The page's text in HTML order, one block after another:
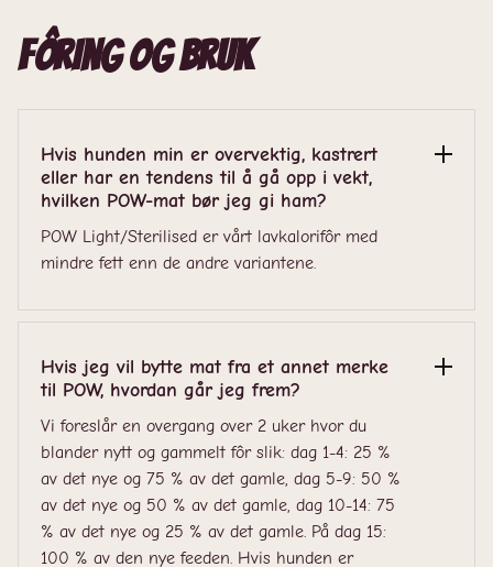
Fôring og bruk
Hvis hunden min er overvektig, kastrert
eller har en tendens til å gå opp i vekt,
hvilken POW-mat bør jeg gi ham?
POW Light/Sterilised er vårt lavkalorifôr med
mindre fett enn de andre variantene.
Hvis jeg vil bytte mat fra et annet merke
til POW, hvordan går jeg frem?
Vi foreslår en overgang over 2 uker hvor du
blander nytt og gammelt fôr slik: dag 1-4: 25 %
av det nye og 75 % av det gamle, dag 5-9: 50 %
av det nye og 50 % av det gamle, dag 10-14: 75
% av det nye og 25 % av det gamle. På dag 15:
100 % av den nye feeden. Hvis hunden er